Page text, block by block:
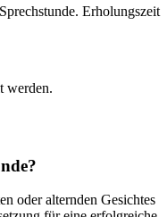
Erholungszeit
werden.
oder alternden Gesichtes